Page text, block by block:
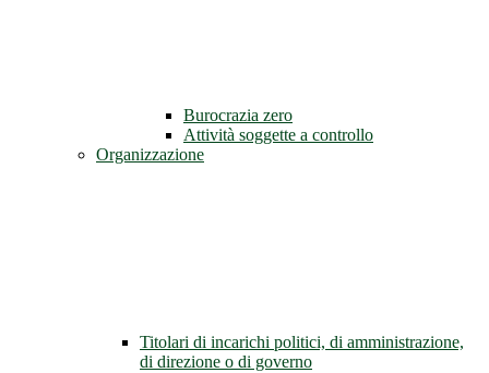
Burocrazia zero
Attività soggette a controllo
Organizzazione
Titolari di incarichi politici, di amministrazione,
di direzione o di governo